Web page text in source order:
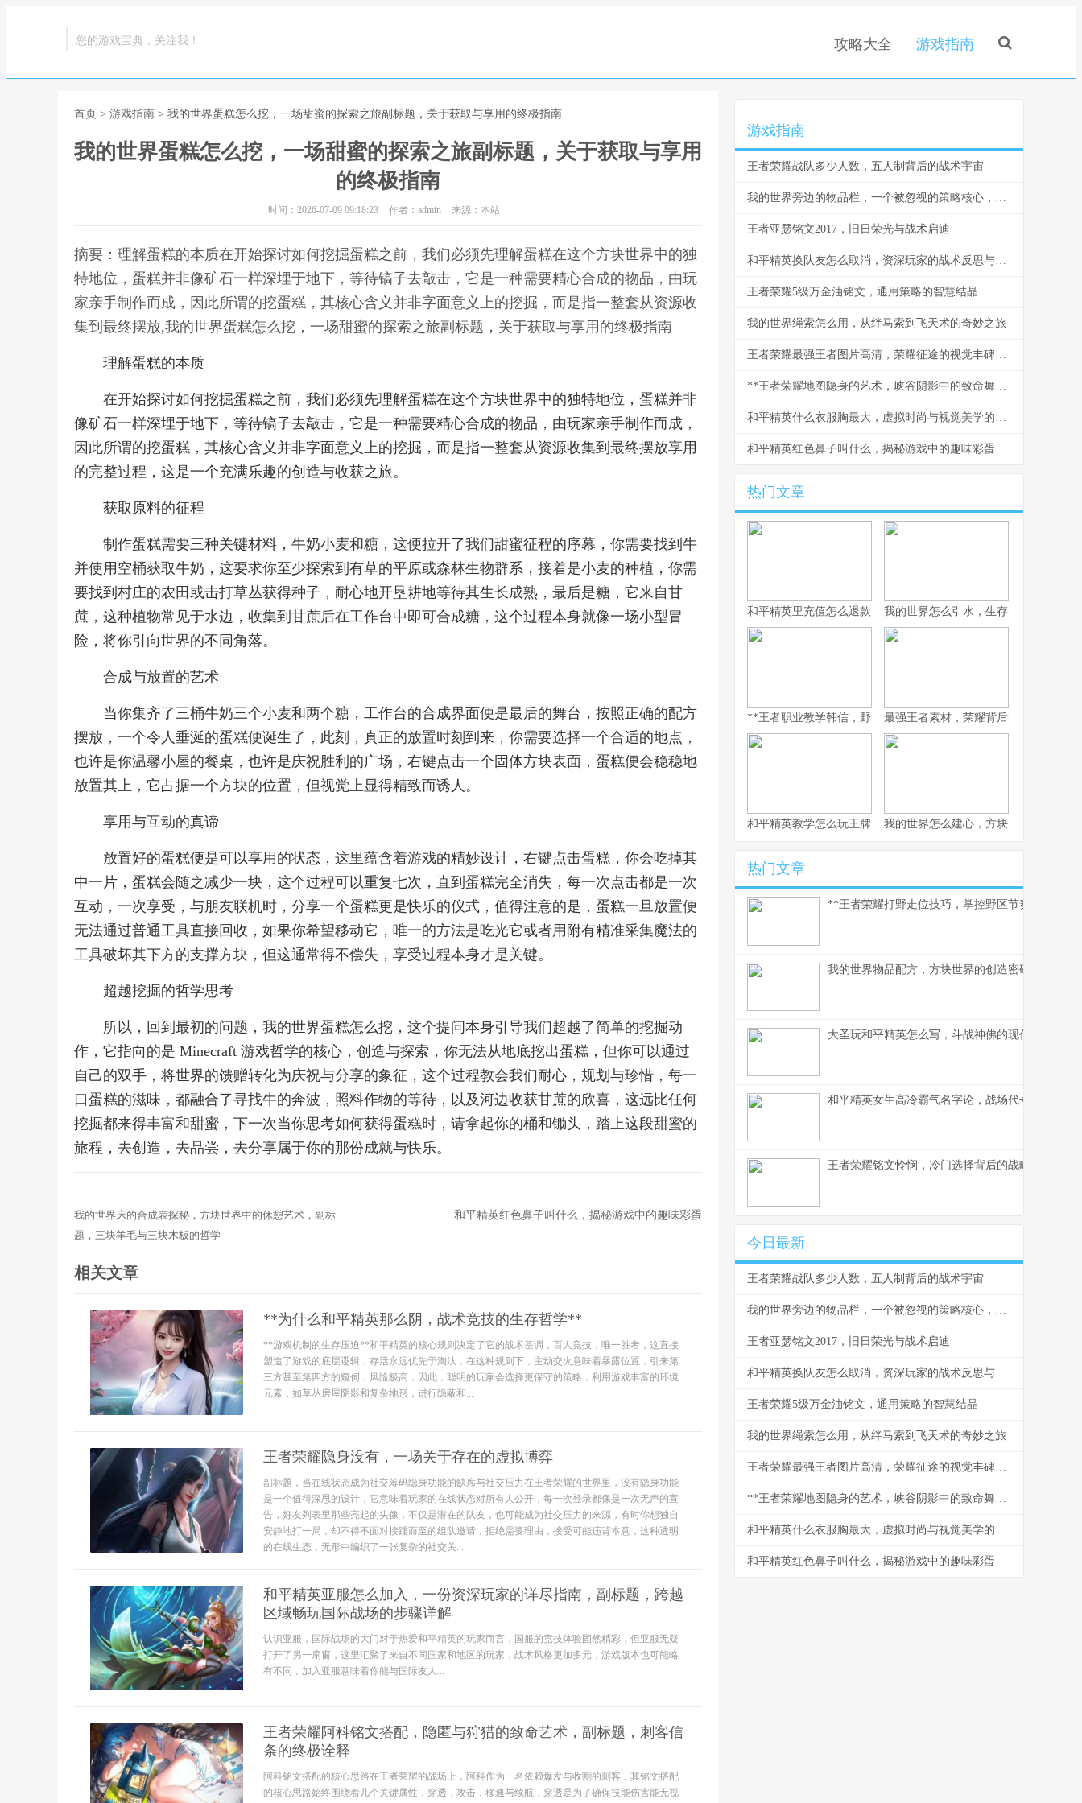
您的游戏宝典，关注我！ 攻略大全 游戏指南
首页 > 游戏指南 > 我的世界蛋糕怎么挖，一场甜蜜的探索之旅副标题，关于获取与享用的终极指南
我的世界蛋糕怎么挖，一场甜蜜的探索之旅副标题，关于获取与享用
的终极指南
时间：2026-07-09 09:18:23 作者：admin 来源：本站
摘要：理解蛋糕的本质在开始探讨如何挖掘蛋糕之前，我们必须先理解蛋糕在这个方块世界中的独
特地位，蛋糕并非像矿石一样深埋于地下，等待镐子去敲击，它是一种需要精心合成的物品，由玩
家亲手制作而成，因此所谓的挖蛋糕，其核心含义并非字面意义上的挖掘，而是指一整套从资源收
集到最终摆放,我的世界蛋糕怎么挖，一场甜蜜的探索之旅副标题，关于获取与享用的终极指南
理解蛋糕的本质
在开始探讨如何挖掘蛋糕之前，我们必须先理解蛋糕在这个方块世界中的独特地位，蛋糕并非
像矿石一样深埋于地下，等待镐子去敲击，它是一种需要精心合成的物品，由玩家亲手制作而成，
因此所谓的挖蛋糕，其核心含义并非字面意义上的挖掘，而是指一整套从资源收集到最终摆放享用
的完整过程，这是一个充满乐趣的创造与收获之旅。
获取原料的征程
制作蛋糕需要三种关键材料，牛奶小麦和糖，这便拉开了我们甜蜜征程的序幕，你需要找到牛
并使用空桶获取牛奶，这要求你至少探索到有草的平原或森林生物群系，接着是小麦的种植，你需
要找到村庄的农田或击打草丛获得种子，耐心地开垦耕地等待其生长成熟，最后是糖，它来自甘
蔗，这种植物常见于水边，收集到甘蔗后在工作台中即可合成糖，这个过程本身就像一场小型冒
险，将你引向世界的不同角落。
合成与放置的艺术
当你集齐了三桶牛奶三个小麦和两个糖，工作台的合成界面便是最后的舞台，按照正确的配方
摆放，一个令人垂涎的蛋糕便诞生了，此刻，真正的放置时刻到来，你需要选择一个合适的地点，
也许是你温馨小屋的餐桌，也许是庆祝胜利的广场，右键点击一个固体方块表面，蛋糕便会稳稳地
放置其上，它占据一个方块的位置，但视觉上显得精致而诱人。
享用与互动的真谛
放置好的蛋糕便是可以享用的状态，这里蕴含着游戏的精妙设计，右键点击蛋糕，你会吃掉其
中一片，蛋糕会随之减少一块，这个过程可以重复七次，直到蛋糕完全消失，每一次点击都是一次
互动，一次享受，与朋友联机时，分享一个蛋糕更是快乐的仪式，值得注意的是，蛋糕一旦放置便
无法通过普通工具直接回收，如果你希望移动它，唯一的方法是吃光它或者用附有精准采集魔法的
工具破坏其下方的支撑方块，但这通常得不偿失，享受过程本身才是关键。
超越挖掘的哲学思考
所以，回到最初的问题，我的世界蛋糕怎么挖，这个提问本身引导我们超越了简单的挖掘动
作，它指向的是 Minecraft 游戏哲学的核心，创造与探索，你无法从地底挖出蛋糕，但你可以通过
自己的双手，将世界的馈赠转化为庆祝与分享的象征，这个过程教会我们耐心，规划与珍惜，每一
口蛋糕的滋味，都融合了寻找牛的奔波，照料作物的等待，以及河边收获甘蔗的欣喜，这远比任何
挖掘都来得丰富和甜蜜，下一次当你思考如何获得蛋糕时，请拿起你的桶和锄头，踏上这段甜蜜的
旅程，去创造，去品尝，去分享属于你的那份成就与快乐。
我的世界床的合成表探秘，方块世界中的休憩艺术，副标
题，三块羊毛与三块木板的哲学
和平精英红色鼻子叫什么，揭秘游戏中的趣味彩蛋
相关文章
**为什么和平精英那么阴，战术竞技的生存哲学**
**游戏机制的生存压迫**和平精英的核心规则决定了它的战术基调，百人竞技，唯一胜者，这直接
塑造了游戏的底层逻辑，存活永远优先于淘汰，在这种规则下，主动交火意味着暴露位置，引来第
三方甚至第四方的窥伺，风险极高，因此，聪明的玩家会选择更保守的策略，利用游戏丰富的环境
元素，如草丛房屋阴影和复杂地形，进行隐蔽和...
王者荣耀隐身没有，一场关于存在的虚拟博弈
副标题，当在线状态成为社交筹码隐身功能的缺席与社交压力在王者荣耀的世界里，没有隐身功能
是一个值得深思的设计，它意味着玩家的在线状态对所有人公开，每一次登录都像是一次无声的宣
告，好友列表里那些亮起的头像，不仅是潜在的队友，也可能成为社交压力的来源，有时你想独自
安静地打一局，却不得不面对接踵而至的组队邀请，拒绝需要理由，接受可能违背本意，这种透明
的在线生态，无形中编织了一张复杂的社交关...
和平精英亚服怎么加入，一份资深玩家的详尽指南，副标题，跨越
区域畅玩国际战场的步骤详解
认识亚服，国际战场的大门对于热爱和平精英的玩家而言，国服的竞技体验固然精彩，但亚服无疑
打开了另一扇窗，这里汇聚了来自不同国家和地区的玩家，战术风格更加多元，游戏版本也可能略
有不同，加入亚服意味着你能与国际友人...
王者荣耀阿科铭文搭配，隐匿与狩猎的致命艺术，副标题，刺客信
条的终极诠释
阿科铭文搭配的核心思路在王者荣耀的战场上，阿科作为一名依赖爆发与收割的刺客，其铭文搭配
的核心思路始终围绕着几个关键属性，穿透，攻击，移速与续航，穿透是为了确保技能伤害能无视
.
游戏指南
王者荣耀战队多少人数，五人制背后的战术宇宙
我的世界旁边的物品栏，一个被忽视的策略核心，副标题，方寸之间的生存与征服之道
王者亚瑟铭文2017，旧日荣光与战术启迪
和平精英换队友怎么取消，资深玩家的战术反思与操作指南
王者荣耀5级万金油铭文，通用策略的智慧结晶
我的世界绳索怎么用，从绊马索到飞天术的奇妙之旅
王者荣耀最强王者图片高清，荣耀征途的视觉丰碑，副标题，铭刻于方寸之间的巅峰印记
**王者荣耀地图隐身的艺术，峡谷阴影中的致命舞者**
和平精英什么衣服胸最大，虚拟时尚与视觉美学的探讨
和平精英红色鼻子叫什么，揭秘游戏中的趣味彩蛋
热门文章
和平精英里充值怎么退款，资深玩家退款心路历程分享
我的世界怎么引水，生存与创造的水流
**王者职业教学韩信，野区掌控的艺术与节奏核心**
最强王者素材，荣耀背后的孤独与蜕变
和平精英教学怎么玩王牌，从新手到王牌的实战进阶指南副标题，
我的世界怎么建心，方块间的灵魂共鸣
热门文章
**王者荣耀打野走位技巧，掌控野区节奏的艺术**
我的世界物品配方，方块世界的创造密码，副标题
大圣玩和平精英怎么写，斗战神佛的现代战场生存
和平精英女生高冷霸气名字论，战场代号与身份构
王者荣耀铭文怜悯，冷门选择背后的战略价值，副
今日最新
王者荣耀战队多少人数，五人制背后的战术宇宙
我的世界旁边的物品栏，一个被忽视的策略核心，副标题，方寸之间的生存与征服之道
王者亚瑟铭文2017，旧日荣光与战术启迪
和平精英换队友怎么取消，资深玩家的战术反思与操作指南
王者荣耀5级万金油铭文，通用策略的智慧结晶
我的世界绳索怎么用，从绊马索到飞天术的奇妙之旅
王者荣耀最强王者图片高清，荣耀征途的视觉丰碑，副标题，铭刻于方寸之间的巅峰印记
**王者荣耀地图隐身的艺术，峡谷阴影中的致命舞者**
和平精英什么衣服胸最大，虚拟时尚与视觉美学的探讨
和平精英红色鼻子叫什么，揭秘游戏中的趣味彩蛋